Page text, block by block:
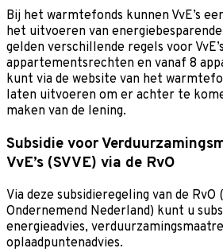
Bij het warmtefonds kunnen VvE’s
het uitvoeren van
gelden verschillende regels voor
appartementsrechten en vanaf 8
kunt via de website van het
laten uitvoeren om er achter te
maken van de lening.
Subsidie voor
VvE’s (SVVE) via de RvO
Via deze subsidieregeling van de
Ondernemend Nederland) kunt u
energieadvies,
oplaadpuntenadvies.